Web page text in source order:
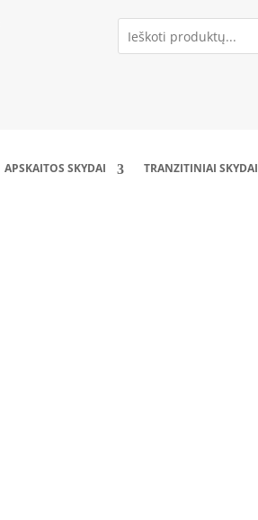
APSKAITOS SKYDAI TRANZITINIAI SKYDAI